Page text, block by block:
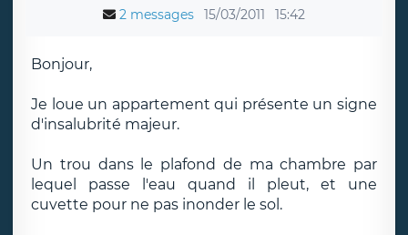
2 messages 15/03/2011 15:42
Bonjour,
Je loue un appartement qui présente un signe
d'insalubrité majeur.
Un trou dans le plafond de ma chambre par
lequel passe l'eau quand il pleut, et une
cuvette pour ne pas inonder le sol.